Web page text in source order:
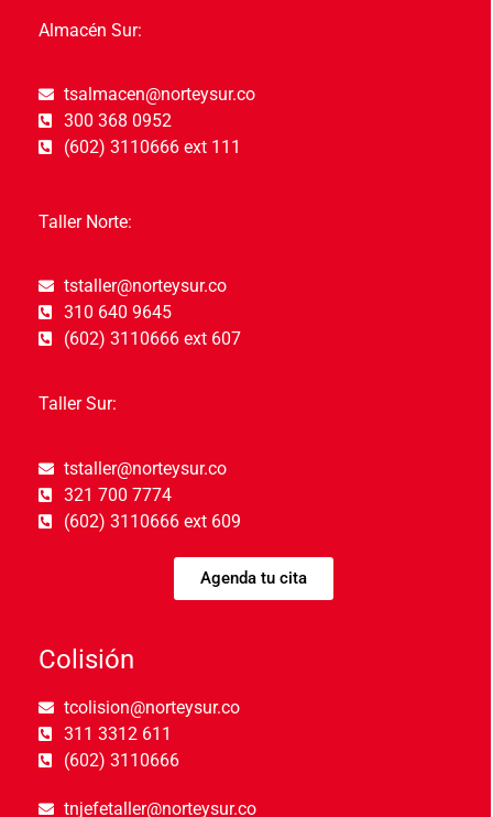
Almacén Sur:
tsalmacen@norteysur.co
300 368 0952
(602) 3110666 ext 111
Taller Norte:
tstaller@norteysur.co
310 640 9645
(602) 3110666 ext 607
Taller Sur:
tstaller@norteysur.co
321 700 7774
(602) 3110666 ext 609
Agenda tu cita
Colisión
tcolision@norteysur.co
311 3312 611
(602) 3110666
tnjefetaller@norteysur.co